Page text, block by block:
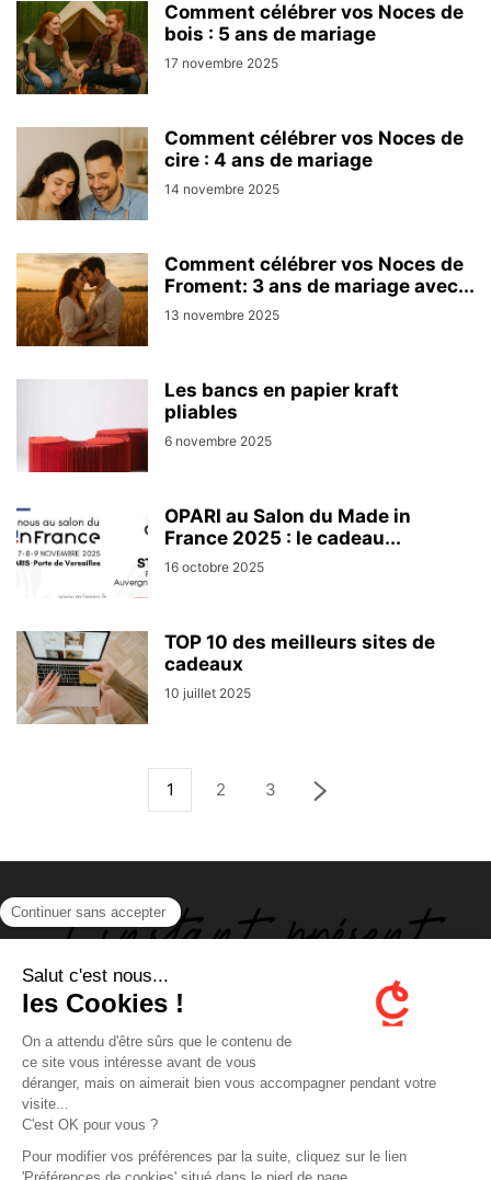
Comment célébrer vos Noces de
bois : 5 ans de mariage
17 novembre 2025
Comment célébrer vos Noces de
cire : 4 ans de mariage
14 novembre 2025
Comment célébrer vos Noces de
Froment: 3 ans de mariage avec...
13 novembre 2025
Les bancs en papier kraft
pliables
6 novembre 2025
OPARI au Salon du Made in
France 2025 : le cadeau...
16 octobre 2025
TOP 10 des meilleurs sites de
cadeaux
10 juillet 2025
1 2 3
ABOUT US